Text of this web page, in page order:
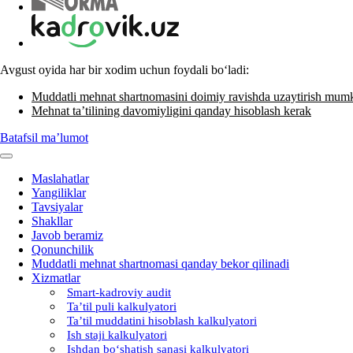
Avgust oyida har bir хodim uchun foydali boʻladi:
Muddatli mehnat shartnomasini doimiy ravishda uzaytirish
Mehnat ta’tilining davomiyligini qanday hisoblash kerak
Batafsil ma’lumot
Maslahatlar
Yangiliklar
Tavsiyalar
Shakllar
Javob beramiz
Qonunchilik
Muddatli mehnat shartnomasi qanday bekor qilinadi
Xizmatlar
Smart-kadroviy audit
Ta’til puli kalkulyatori
Ta’til muddatini hisoblash kalkulyatori
Ish staji kalkulyatori
Ishdan boʻshatish sanasi kalkulyatori